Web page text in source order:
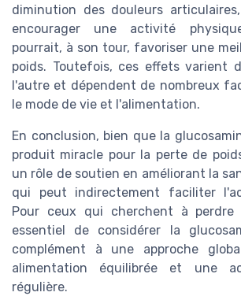
diminution des douleurs
encourager une activité
pourrait, à son tour, favoriser une
poids. Toutefois, ces effets varient
l'autre et dépendent de nombreux
le mode de vie et l'alimentation.
En conclusion, bien que la
produit miracle pour la perte de
un rôle de soutien en améliorant la
qui peut indirectement faciliter
Pour ceux qui cherchent à
essentiel de considérer la
complément à une approche
alimentation équilibrée et une
régulière.